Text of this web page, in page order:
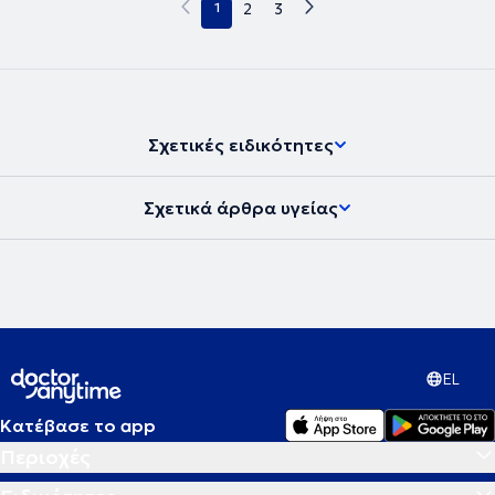
1 2 3
Σχετικές ειδικότητες
Σχετικά άρθρα υγείας
EL
Κατέβασε το app